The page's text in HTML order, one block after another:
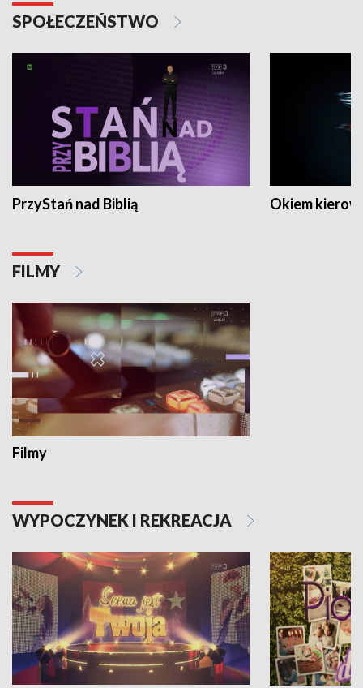
SPOŁECZEŃSTWO
PrzyStań nad Biblią Okiem
FILMY
Filmy
WYPOCZYNEK I REKREACJA